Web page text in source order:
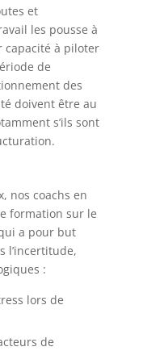
et
les pousse à
capacité à piloter
de
des
doivent être au
s’ils sont
nos coachs en
formation sur le
a pour but
l’incertitude,
:
lors de
de